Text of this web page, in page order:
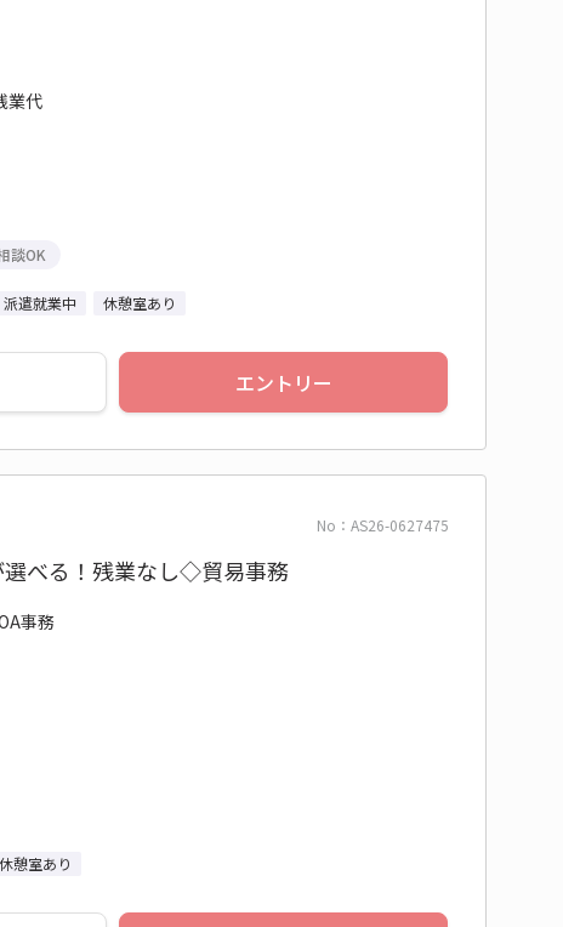
業代
談OK
派遣就業中 休憩室あり
エントリー
No：AS26-0627475
べる！残業なし◇貿易事務
事務
休憩室あり